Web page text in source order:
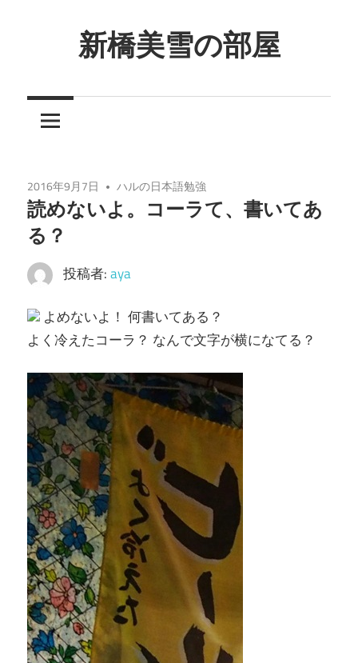
ツ
ッ
プ
新橋美雪の部屋
ん
し
た
癒
し
の
空
間
2016年9月7日 ハルの日本語勉強
読めないよ。コーラて、書いてあ
る？
投稿者:aya
よめないよ！ 何書いてある？
よく冷えたコーラ？ なんで文字が横になてる？